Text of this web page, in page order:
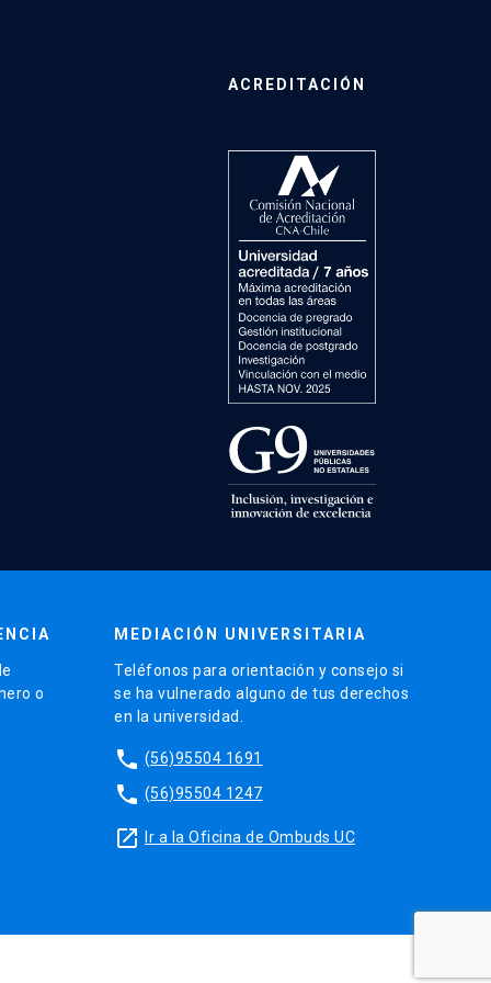
ACREDITACIÓN
o
MEDIACIÓN UNIVERSITARIA
Teléfonos para orientación y consejo si
se ha vulnerado alguno de tus derechos
en la universidad.
phone (56)95504 1691
phone (56)95504 1247
launch Ir a la Oficina de Ombuds UC